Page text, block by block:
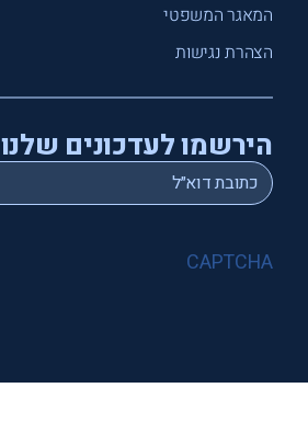
המאגר המשפטי
הצהרת נגישות
הירשמו לעדכונים שלנו
Email
*
CAPTCHA